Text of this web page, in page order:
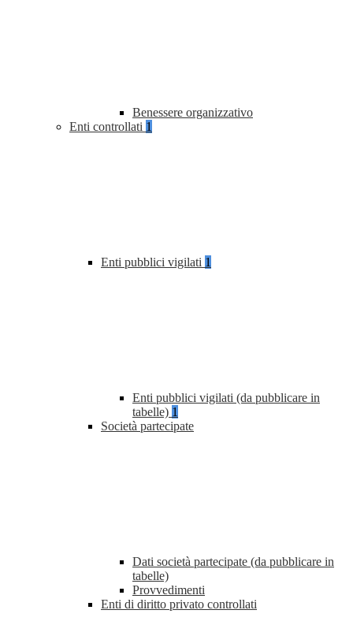
Benessere organizzativo
Enti controllati 1
Enti pubblici vigilati 1
Enti pubblici vigilati (da pubblicare in
tabelle) 1
Società partecipate
Dati società partecipate (da pubblicare in
tabelle)
Provvedimenti
Enti di diritto privato controllati